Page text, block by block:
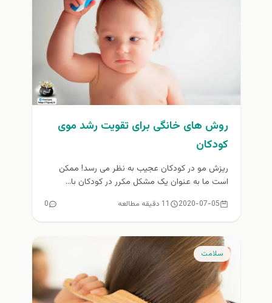
روش های خانگی برای تقویت رشد موی
کودکان
ریزش مو در کودکان عجیب به نظر می رسد! ممکن
است ما به عنوان یک مشکل مکرر در کودکان با...
2020-07-05 11 دقیقه مطالعه 0
سلامت